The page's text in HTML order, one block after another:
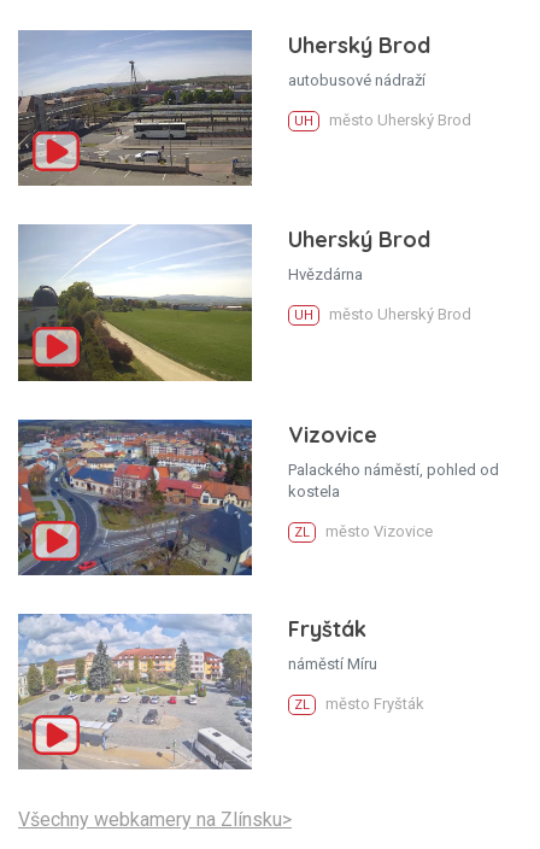
Uherský Brod
autobusové nádraží
UH město Uherský Brod
Uherský Brod
Hvězdárna
UH město Uherský Brod
Vizovice
Palackého náměstí, pohled od
kostela
ZL město Vizovice
Fryšták
náměstí Míru
ZL město Fryšták
Všechny webkamery na Zlínsku>